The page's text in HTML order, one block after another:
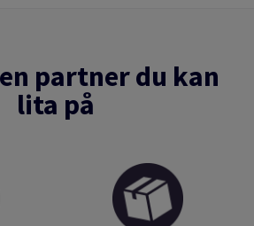
partner du kan
lita på